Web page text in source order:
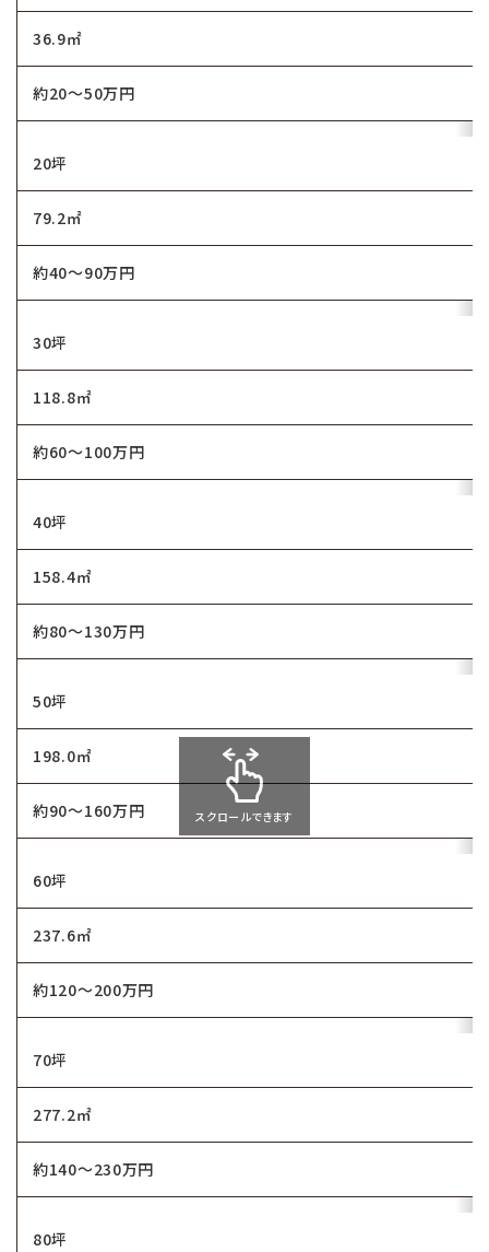
36.9㎡
約20～50万円
20坪
79.2㎡
約40～90万円
30坪
118.8㎡
約60～100万円
40坪
158.4㎡
約80～130万円
50坪
198.0㎡
約90～160万円
60坪
237.6㎡
約120～200万円
70坪
277.2㎡
約140～230万円
80坪
スクロールできます